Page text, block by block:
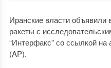
Иранские власти объявили
ракеты с
“Интерфакс” со ссылкой на
(AP).